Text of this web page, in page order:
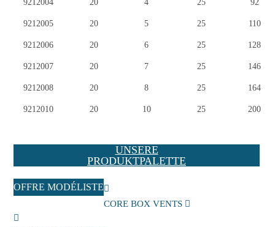
9212004 20 4 25 92
9212004
9212005 20 5 25 110
9212005
9212006 20 6 25 128
9212006
9212007 20 7 25 146
9212007
9212008 20 8 25 164
9212008
9212010 20 10 25 200
9212010
UNSERE
PRODUKTPALETTE
OFFRE MODÉLISTE
CORE BOX VENTS